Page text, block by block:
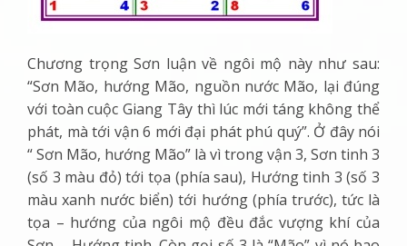
Chương trọng Sơn luận về ngôi mộ này như sau:
“Sơn Mão, hướng Mão, nguồn nước Mão, lại đúng
với toàn cuộc Giang Tây thì lúc mới táng không thể
phát, mà tới vận 6 mới đại phát phú quý”. Ở đây nói
“ Sơn Mão, hướng Mão” là vì trong vận 3, Sơn tinh 3
(số 3 màu đỏ) tới tọa (phía sau), Hướng tinh 3 (số 3
màu xanh nước biển) tới hướng (phía trước), tức là
tọa – hướng của ngôi mộ đều đắc vượng khí của